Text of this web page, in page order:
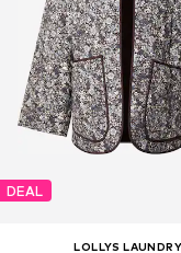
DEAL
LOLLYS LAUNDRY